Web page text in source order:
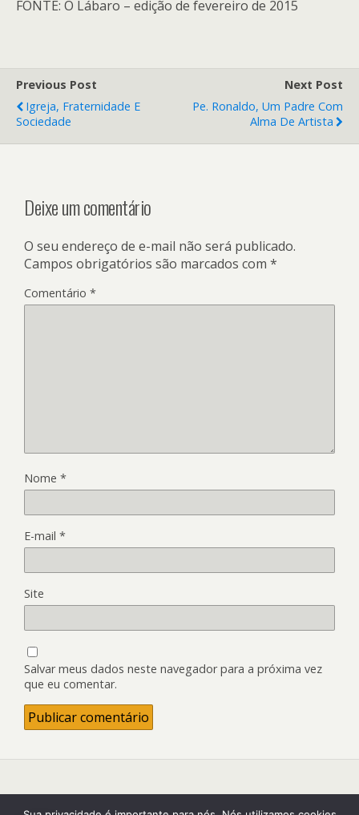
FONTE: O Lábaro – edição de fevereiro de 2015
Previous Post
Igreja, Fraternidade E
Sociedade
Next Post
Pe. Ronaldo, Um Padre Com
Alma De Artista
Deixe um comentário
O seu endereço de e-mail não será publicado.
Campos obrigatórios são marcados com *
Comentário *
Nome *
E-mail *
Site
Salvar meus dados neste navegador para a próxima vez
que eu comentar.
Back to top